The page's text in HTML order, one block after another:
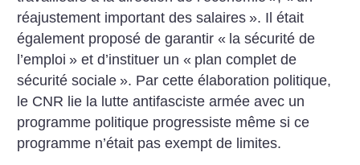
réajustement important des salaires ». Il était
également proposé de garantir « la sécurité de
l’emploi » et d’instituer un « plan complet de
sécurité sociale ». Par cette élaboration politique,
le CNR lie la lutte antifasciste armée avec un
programme politique progressiste même si ce
programme n’était pas exempt de limites.